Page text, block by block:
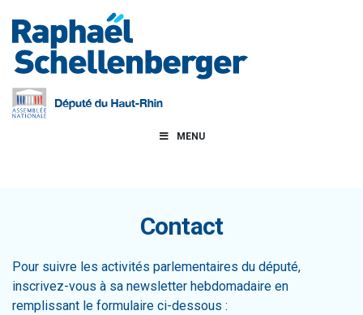
MENU
Contact
Pour suivre les activités parlementaires du député,
inscrivez-vous à sa newsletter hebdomadaire en
remplissant le formulaire ci-dessous :